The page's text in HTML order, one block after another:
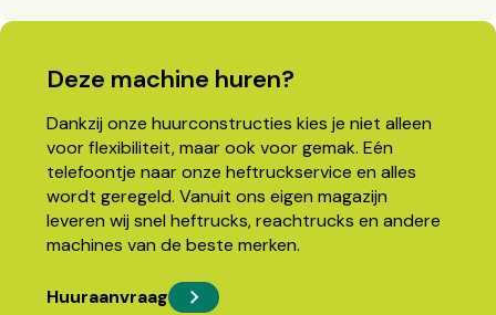
Deze machine huren?
Dankzij onze huurconstructies kies je niet alleen
voor flexibiliteit, maar ook voor gemak. Eén
telefoontje naar onze heftruckservice en alles
wordt geregeld. Vanuit ons eigen magazijn
leveren wij snel heftrucks, reachtrucks en andere
machines van de beste merken.
Huuraanvraag